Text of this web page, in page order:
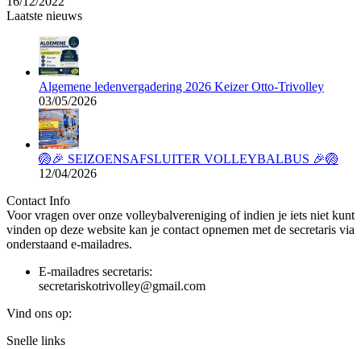
Laatste nieuws
Algemene ledenvergadering 2026 Keizer Otto-Trivolley
03/05/2026
🏐🎉 SEIZOENSAFSLUITER VOLLEYBALBUS 🎉🏐
12/04/2026
Contact Info
Voor vragen over onze volleybalvereniging of indien je iets niet kunt
vinden op deze website kan je contact opnemen met de secretaris via
onderstaand e-mailadres.
E-mailadres secretaris:
secretariskotrivolley@gmail.com
Vind ons op:
Facebook
X
Linkedin
Instagram
Snelle links